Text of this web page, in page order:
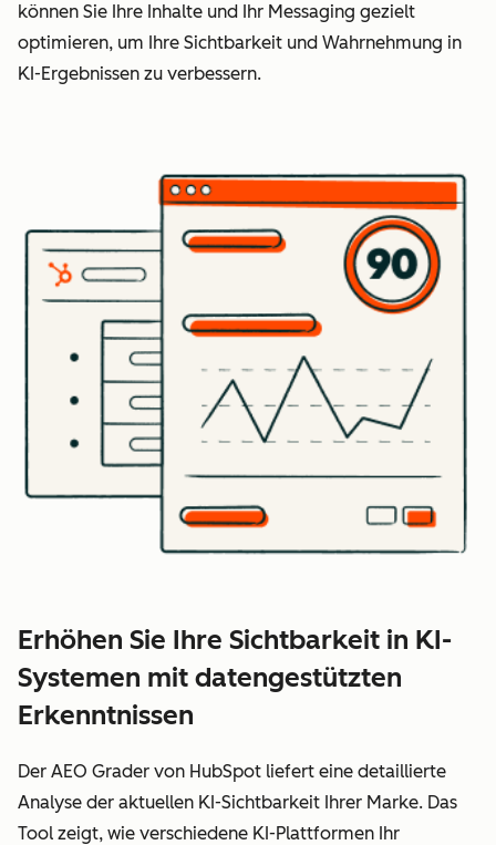
können Sie Ihre Inhalte und Ihr Messaging gezielt
optimieren, um Ihre Sichtbarkeit und Wahrnehmung in
KI-Ergebnissen zu verbessern.
Erhöhen Sie Ihre Sichtbarkeit in KI-
Systemen mit datengestützten
Erkenntnissen
Der AEO Grader von HubSpot liefert eine detaillierte
Analyse der aktuellen KI-Sichtbarkeit Ihrer Marke. Das
Tool zeigt, wie verschiedene KI-Plattformen Ihr